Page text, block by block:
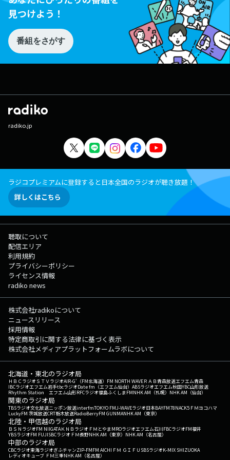
見つけよう！
番組をさがす
radiko.jp
ラジコプレミアムに登録すると日本全国のラジオが聴き放題！
詳しくはこちら
聴取について
配信エリア
利用規約
プライバシーポリシー
ライセンス情報
radiko news
株式会社radikoについて
ニュースリリース
採用情報
特定商取引に関する法律に基づく表示
株式会社メディアプラットフォームラボについて
北海道・東北のラジオ局
ＨＢＣラジオＳＴＶラジオAIR-G'（FM北海道） FM NORTH WAVEＲＡＢ青森放送エフエム青森
IBCラジオエフエム岩手tbcラジオDate fm（エフエム仙台） ABSラジオエフエム秋田YBC山形放送
Rhythm Station エフエム山形RFCラジオ福島ふくしまFMNHK AM（札幌） NHK AM（仙台）
関東のラジオ局
TBSラジオ文化放送ニッポン放送interfmTOKYO FMJ-WAVEラジオ日本BAYFM78NACK5 ＦＭヨコハマ
LuckyFM 茨城放送CRT栃木放送RadioBerryFM GUNMANHK AM（東京）
北陸・甲信越のラジオ局
ＢＳＮラジオFM NIIGATAＫＮＢラジオ ＦＭとやまMROラジオエフエム石川FBCラジオFM福井
YBSラジオFM FUJISBCラジオ ＦＭ長野NHK AM（東京） NHK AM（名古屋）
中部のラジオ局
CBCラジオ東海ラジオぎふチャンZIP-FMFM AICHI ＦＭ ＧＩＦＵ SBSラジオK-MIX SHIZUOKA
レディオキューブ ＦＭ三重NHK AM（名古屋）